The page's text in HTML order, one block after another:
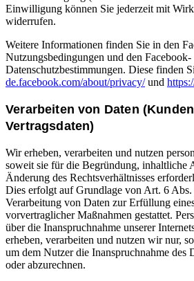
Einwilligung können Sie jederzeit mit
widerrufen.
Weitere Informationen finden Sie in den
Nutzungsbedingungen und den Facebook-
Datenschutzbestimmungen. Diese finden
de.facebook.com/about/privacy/und
Verarbeiten von Daten
Vertragsdaten)
Wir erheben, verarbeiten und nutzen
soweit sie für die Begründung, inhaltliche
Änderung des Rechtsverhältnisses
Dies erfolgt auf Grundlage von Art. 6
Verarbeitung von Daten zur Erfüllung
vorvertraglicher Maßnahmen gestattet.
über die Inanspruchnahme unserer
erheben, verarbeiten und nutzen wir nur,
um dem Nutzer die Inanspruchnahme des
oder abzurechnen.